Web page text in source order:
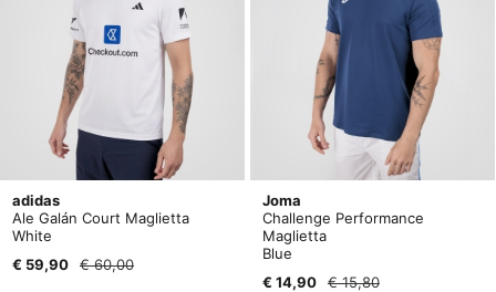
adidas
Ale Galán Court Maglietta
White
€ 59,90
€ 60,00
Joma
Challenge Performance
Maglietta
Blue
€ 14,90
€ 15,80